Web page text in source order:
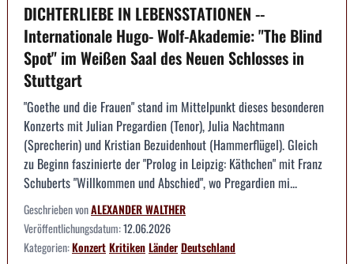
DICHTERLIEBE IN LEBENSSTATIONEN --
Internationale Hugo- Wolf-Akademie: "The Blind
Spot" im Weißen Saal des Neuen Schlosses in
Stuttgart
"Goethe und die Frauen" stand im Mittelpunkt dieses besonderen
Konzerts mit Julian Pregardien (Tenor), Julia Nachtmann
(Sprecherin) und Kristian Bezuidenhout (Hammerflügel). Gleich
zu Beginn faszinierte der "Prolog in Leipzig: Käthchen" mit Franz
Schuberts "Willkommen und Abschied", wo Pregardien mi...
Geschrieben vonALEXANDER WALTHER
Veröffentlichungsdatum:12.06.2026
Kategorien:KonzertKritikenLänderDeutschland